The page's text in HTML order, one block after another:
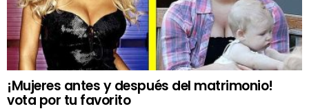
¡Mujeres antes y después del matrimonio!
vota por tu favorito